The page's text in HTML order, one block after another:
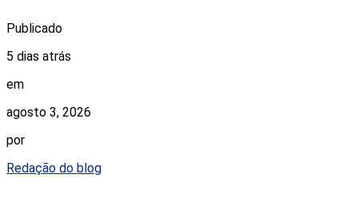
Publicado
5 dias atrás
em
agosto 3, 2026
por
Redação do blog